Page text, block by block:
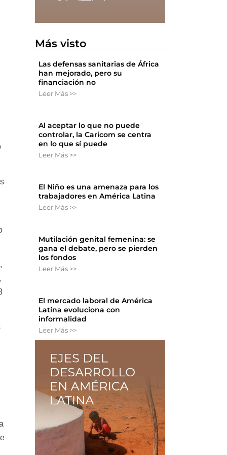
Más visto
Las defensas sanitarias de África
han mejorado, pero su
financiación no
Leer Más >>
Al aceptar lo que no puede
controlar, la Caricom se centra
en lo que sí puede
Leer Más >>
El Niño es una amenaza para los
trabajadores en América Latina
Leer Más >>
Mutilación genital femenina: se
gana el debate, pero se pierden
los fondos
Leer Más >>
El mercado laboral de América
Latina evoluciona con
informalidad
Leer Más >>